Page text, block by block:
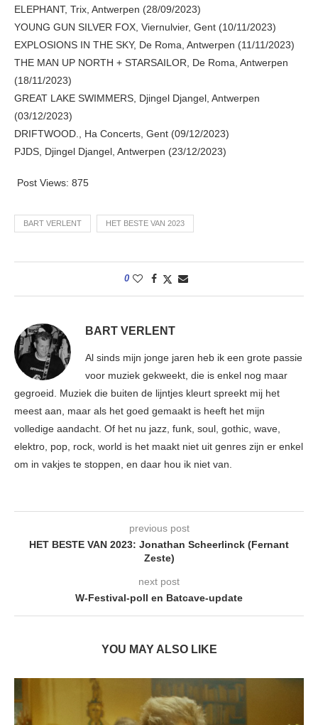
ELEPHANT, Trix, Antwerpen (28/09/2023)
YOUNG GUN SILVER FOX, Viernulvier, Gent (10/11/2023)
EXPLOSIONS IN THE SKY, De Roma, Antwerpen (11/11/2023)
THE MAN UP NORTH + STARSAILOR, De Roma, Antwerpen
(18/11/2023)
GREAT LAKE SWIMMERS, Djingel Djangel, Antwerpen
(03/12/2023)
DRIFTWOOD., Ha Concerts, Gent (09/12/2023)
PJDS, Djingel Djangel, Antwerpen (23/12/2023)
Post Views: 875
BART VERLENT HET BESTE VAN 2023
0
BART VERLENT
Al sinds mijn jonge jaren heb ik een grote passie
voor muziek gekweekt, die is enkel nog maar
gegroeid. Muziek die buiten de lijntjes kleurt spreekt mij het
meest aan, maar als het goed gemaakt is heeft het mijn
volledige aandacht. Of het nu jazz, funk, soul, gothic, wave,
elektro, pop, rock, world is het maakt niet uit genres zijn er enkel
om in vakjes te stoppen, en daar hou ik niet van.
previous post
HET BESTE VAN 2023: Jonathan Scheerlinck (Fernant
Zeste)
next post
W-Festival-poll en Batcave-update
YOU MAY ALSO LIKE